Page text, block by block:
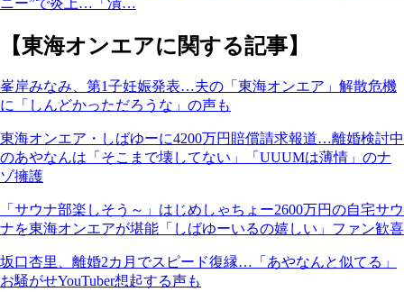
【東海オンエアに関する記事】
峯岸みなみ、第1子妊娠発表…夫の「東海オンエア」解散危機
に「しんどかっただろうな」の声も
東海オンエア・しばゆーに4200万円賠償請求報道…離婚検討中
のあやなんは「そこまで壊してない」「UUUMは薄情」のナ
ゾ擁護
「サウナ部楽しそう～」はじめしゃちょー2600万円の自宅サウ
ナを東海オンエアが堪能「しばゆーいるの嬉しい」ファン歓喜
坂口杏里、離婚2カ月でスピード復縁…「あやなんと似てる」
お騒がせYouTuber想起する声も